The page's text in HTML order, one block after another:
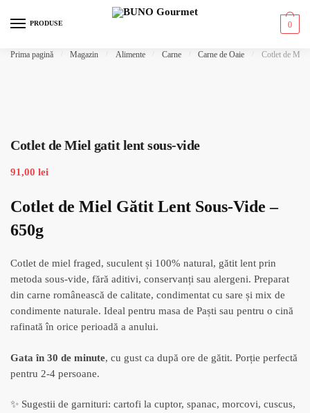
PRODUSE 0
Prima pagină Magazin Alimente Carne Carne de Oaie Cotlet de Miel
Cotlet de Miel gatit lent sous-vide
91,00 lei
Cotlet de Miel Gătit Lent Sous-Vide –
650g
Cotlet de miel fraged, suculent și 100% natural, gătit lent prin
metoda sous-vide, fără aditivi, conservanți sau alergeni. Preparat
din carne românească de calitate, condimentat cu sare și mix de
condimente naturale. Ideal pentru masa de Paști sau pentru o cină
rafinată în orice perioadă a anului.
Gata în 30 de minute, cu gust ca după ore de gătit. Porție perfectă
pentru 2-4 persoane.
✨ Sugestii de garnituri: cartofi la cuptor, spanac, morcovi, cuscus,